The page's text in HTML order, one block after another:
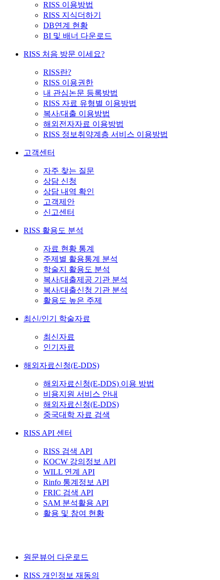
RISS 이용방법
RISS 지식더하기
DB연계 현황
BI 및 배너 다운로드
RISS 처음 방문 이세요?
RISS란?
RISS 이용권한
내 관심논문 등록방법
RISS 자료 유형별 이용방법
복사/대출 이용방법
해외전자자료 이용방법
RISS 정보취약계층 서비스 이용방법
고객센터
자주 찾는 질문
상담 신청
상담 내역 확인
고객제안
신고센터
RISS 활용도 분석
자료 현황 통계
주제별 활용통계 분석
학술지 활용도 분석
복사/대출제공 기관 분석
복사/대출신청 기관 분석
활용도 높은 주제
최신/인기 학술자료
최신자료
인기자료
해외자료신청(E-DDS)
해외자료신청(E-DDS) 이용 방법
비용지원 서비스 안내
해외자료신청(E-DDS)
중국대학 자료 검색
RISS API 센터
RISS 검색 API
KOCW 강의정보 API
WILL 연계 API
Rinfo 통계정보 API
FRIC 검색 API
SAM 분석활용 API
활용 및 참여 현황
원문뷰어 다운로드
RISS 개인정보 재동의